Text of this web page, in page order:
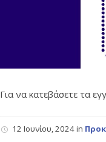
Για να κατεβάσετε τα
12 Ιουνίου, 2024in